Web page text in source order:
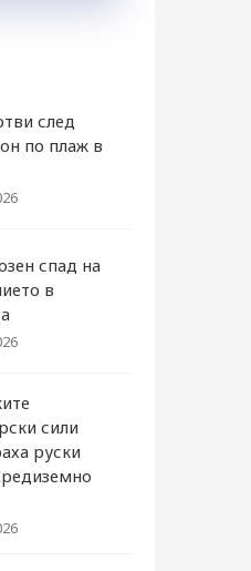
след
по плаж в
спад на
в
сили
руски